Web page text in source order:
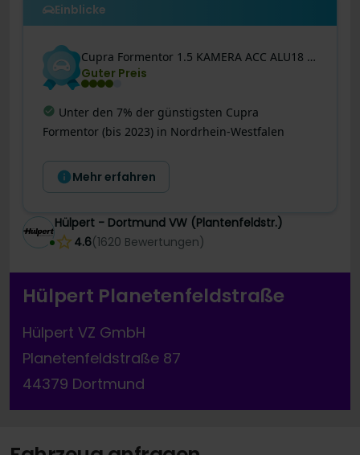
Einblicke
Cupra Formentor 1.5 KAMERA ACC ALU18 eKLAPPE CARPLAY
Guter Preis
Letzte Preisänderung: Dieses Angebot ist
noch besser geworden! Der Preis wurde heute um
Mehr erfahren
Hülpert - Dortmund VW (Plantenfeldstr.)
4.6(1620 Bewertungen)
Hülpert Planetenfeldstraße
Hülpert VZ GmbH
Planetenfeldstraße 87
44379 Dortmund